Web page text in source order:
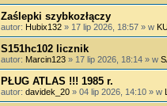
Zaślepki szybkozłączy
autor: Hubix132 » 17 lip 2026, 18:57 » w
S151hc102 licznik
autor: Marcin123 » 17 lip 2026, 18:14 » w
PŁUG ATLAS !!! 1985 r.
autor: davidek_20 » 04 lip 2026, 14:10 » w